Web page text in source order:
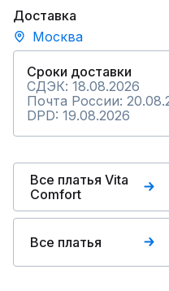
Доставка
Москва
Сроки доставки
СДЭК: 18.08.2026
Почта России:
DPD: 19.08.2026
Все платья Vita
Comfort
Все платья